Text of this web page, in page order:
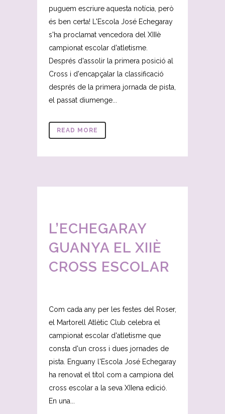
puguem escriure aquesta notícia, però
és ben certa! L'Escola José Echegaray
s'ha proclamat vencedora del XIIIè
campionat escolar d'atletisme.
Després d'assolir la primera posició al
Cross i d'encapçalar la classificació
després de la primera jornada de pista,
el passat diumenge...
READ MORE
L’ECHEGARAY
GUANYA EL XIIÈ
CROSS ESCOLAR
Com cada any per les festes del Roser,
el Martorell Atlètic Club celebra el
campionat escolar d'atletisme que
consta d'un cross i dues jornades de
pista. Enguany l'Escola José Echegaray
ha renovat el títol com a campiona del
cross escolar a la seva XIIena edició.
En una...